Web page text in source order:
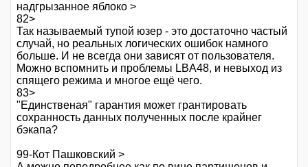
надгрызанное яблоко >
82>
Так называемый тупой юзер - это достаточно частый
случай, но реальных логических ошибок намного
больше. И не всегда они зависят от пользователя.
Можно вспомнить и проблемы LBA48, и невыход из
спящего режима и многое ещё чего.
83>
"Единственая" гарантия может грантировать
сохранность данных полученных после крайнег
бэкапа?
99-Кот Пашковский >